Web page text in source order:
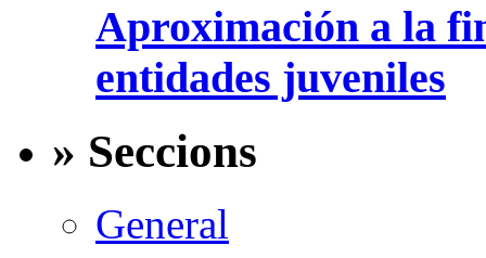
Aproximación a la
entidades juveniles
» Seccions
General